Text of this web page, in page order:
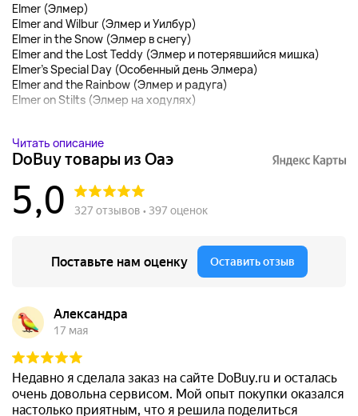
Elmer (Элмер)
Elmer and Wilbur (Элмер и Уилбур)
Elmer in the Snow (Элмер в снегу)
Elmer and the Lost Teddy (Элмер и потерявшийся мишка)
Elmer's Special Day (Особенный день Элмера)
Elmer and the Rainbow (Элмер и радуга)
Elmer on Stilts (Элмер на ходулях)
Читать описание